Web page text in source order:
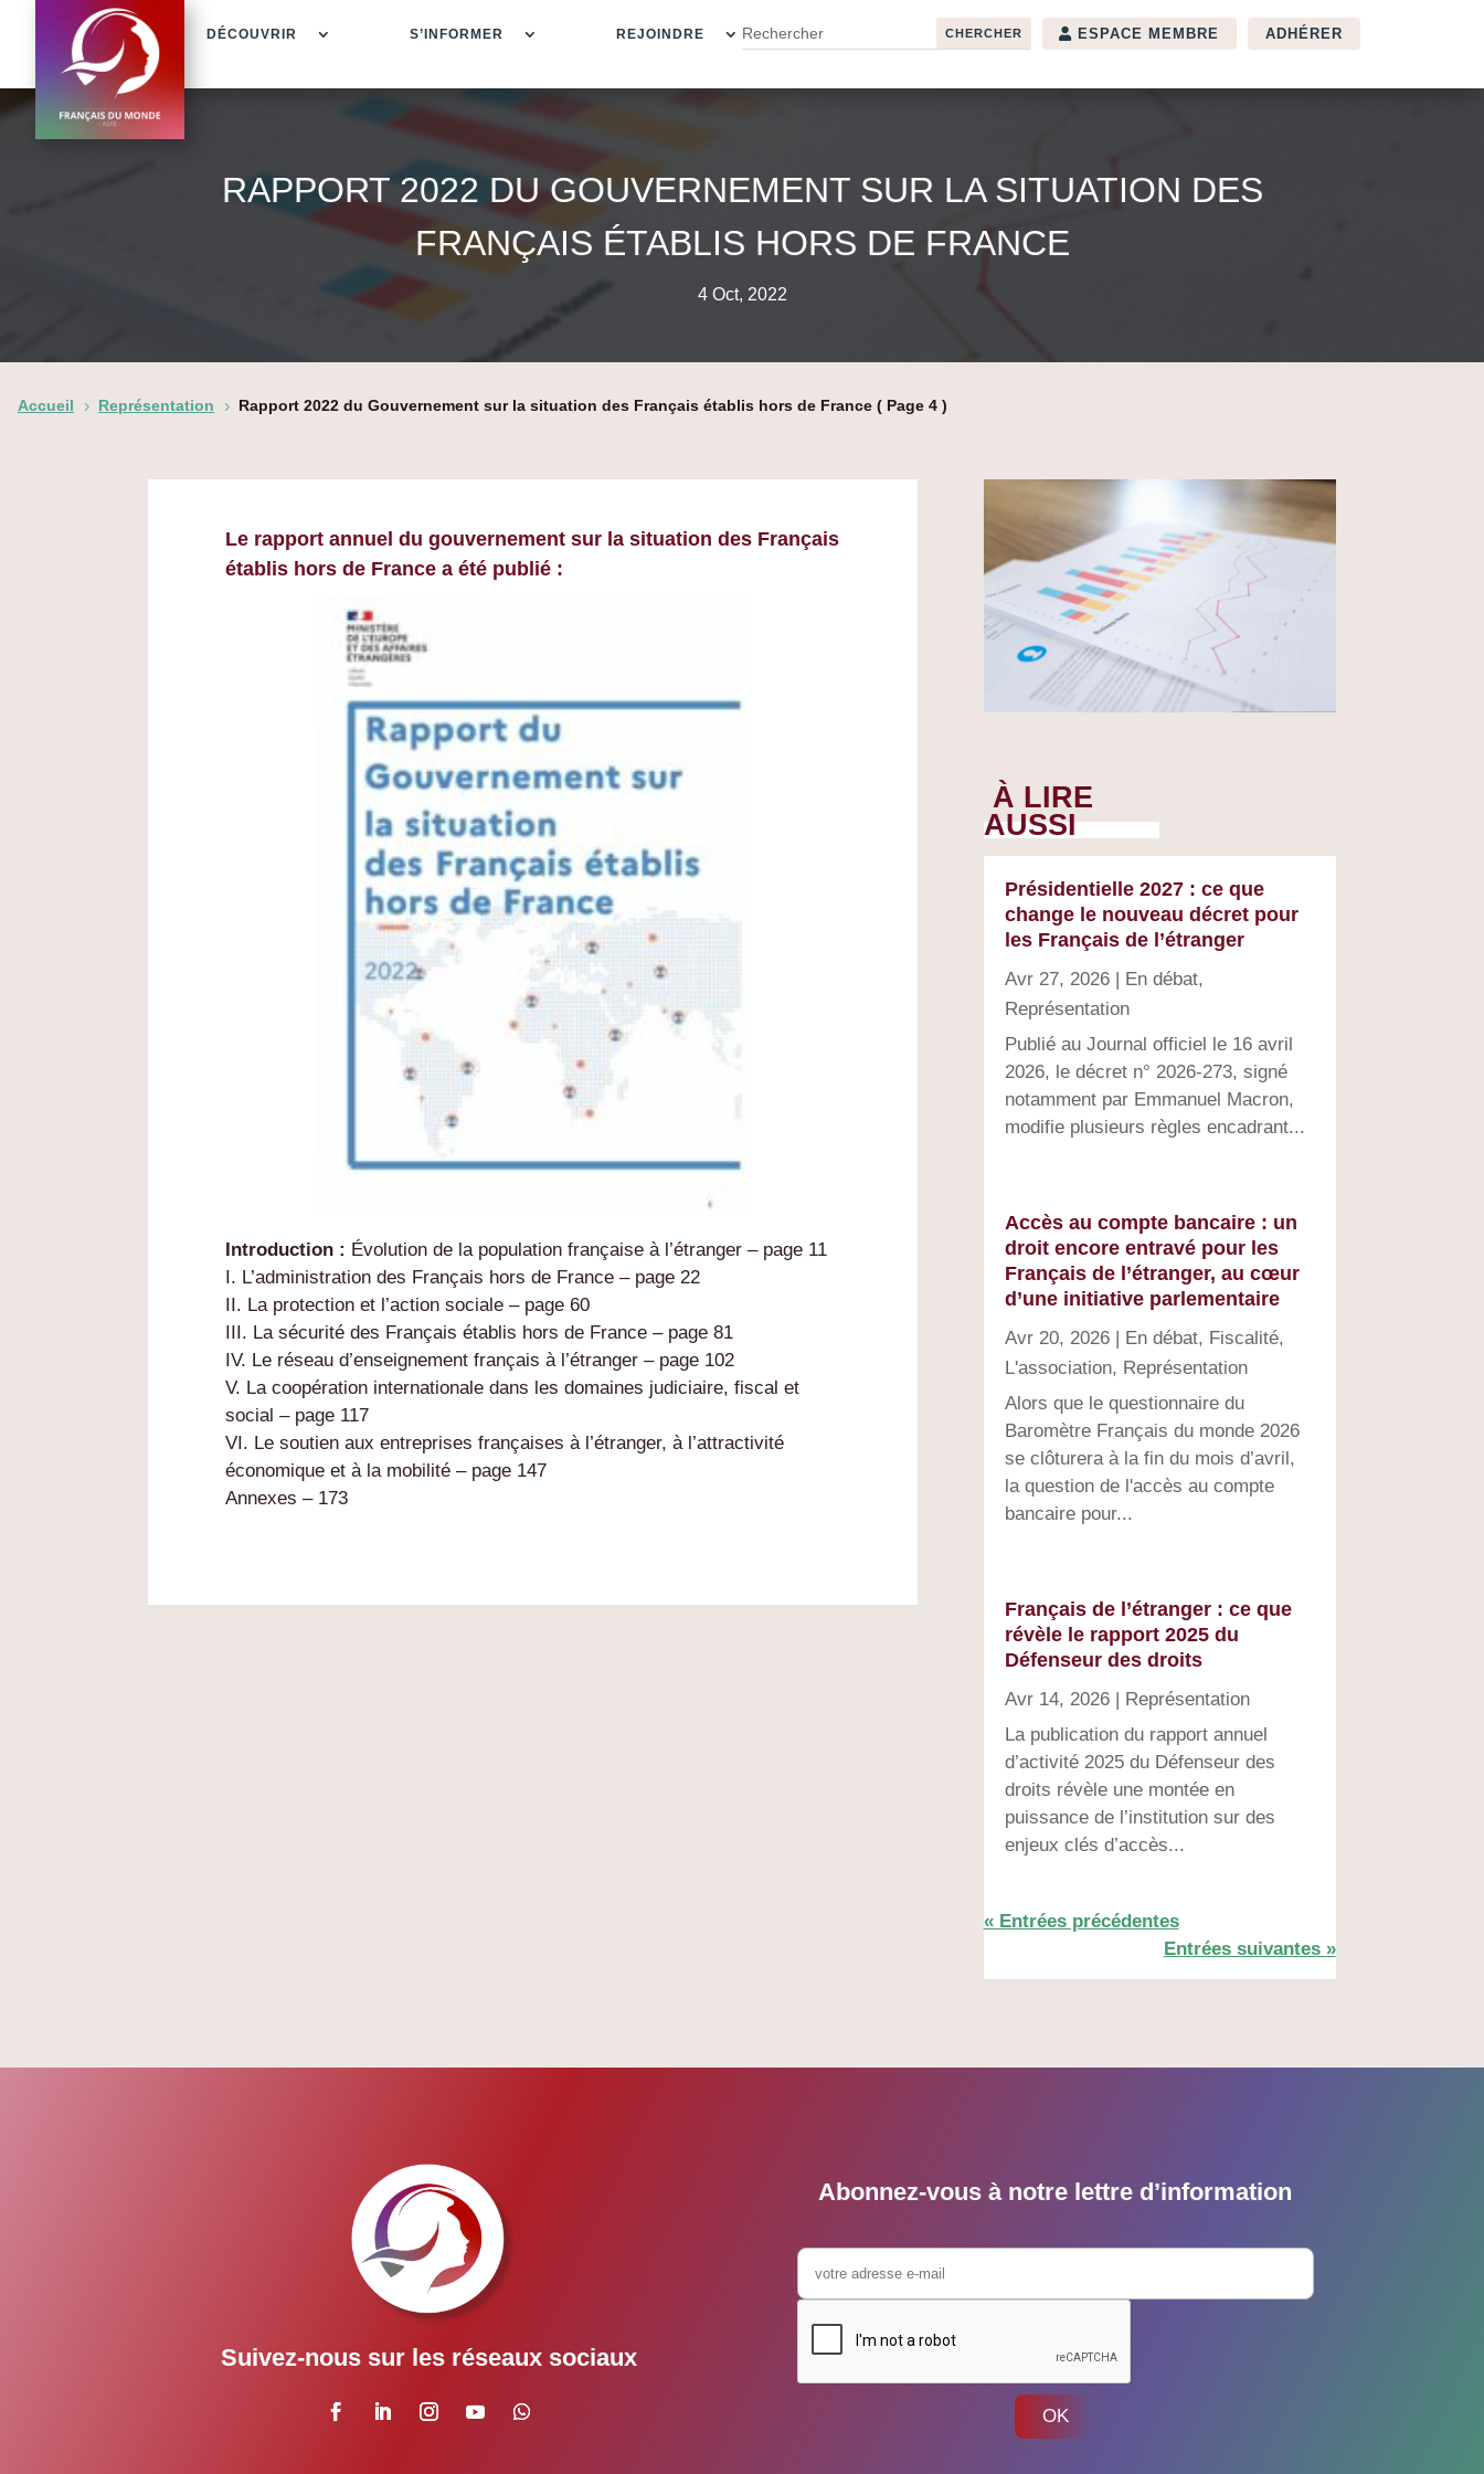
DÉCOUVRIR S’INFORMER REJOINDRE ESPACE MEMBRE ADHÉRER
RAPPORT 2022 DU GOUVERNEMENT SUR LA SITUATION DES
FRANÇAIS ÉTABLIS HORS DE FRANCE
4 Oct, 2022
Accueil 5 Représentation 5 Rapport 2022 du Gouvernement sur la situation des Français établis hors de France ( Page 4 )
Le rapport annuel du gouvernement sur la situation des Français
établis hors de France a été publié :
Introduction : Évolution de la population française à l’étranger – page 11
I. L’administration des Français hors de France – page 22
II. La protection et l’action sociale – page 60
III. La sécurité des Français établis hors de France – page 81
IV. Le réseau d’enseignement français à l’étranger – page 102
V. La coopération internationale dans les domaines judiciaire, fiscal et
social – page 117
VI. Le soutien aux entreprises françaises à l’étranger, à l’attractivité
économique et à la mobilité – page 147
Annexes – 173
À LIRE
AUSSI
Présidentielle 2027 : ce que
change le nouveau décret pour
les Français de l’étranger
Avr 27, 2026| En débat,
Représentation
Publié au Journal officiel le 16 avril
2026, le décret n° 2026-273, signé
notamment par Emmanuel Macron,
modifie plusieurs règles encadrant...
Accès au compte bancaire : un
droit encore entravé pour les
Français de l’étranger, au cœur
d’une initiative parlementaire
Avr 20, 2026| En débat, Fiscalité,
L'association, Représentation
Alors que le questionnaire du
Baromètre Français du monde 2026
se clôturera à la fin du mois d’avril,
la question de l'accès au compte
bancaire pour...
Français de l’étranger : ce que
révèle le rapport 2025 du
Défenseur des droits
Avr 14, 2026| Représentation
La publication du rapport annuel
d’activité 2025 du Défenseur des
droits révèle une montée en
puissance de l’institution sur des
enjeux clés d’accès...
« Entrées précédentes
Entrées suivantes »
Suivez-nous sur les réseaux sociaux
Abonnez-vous à notre lettre d’information
OK